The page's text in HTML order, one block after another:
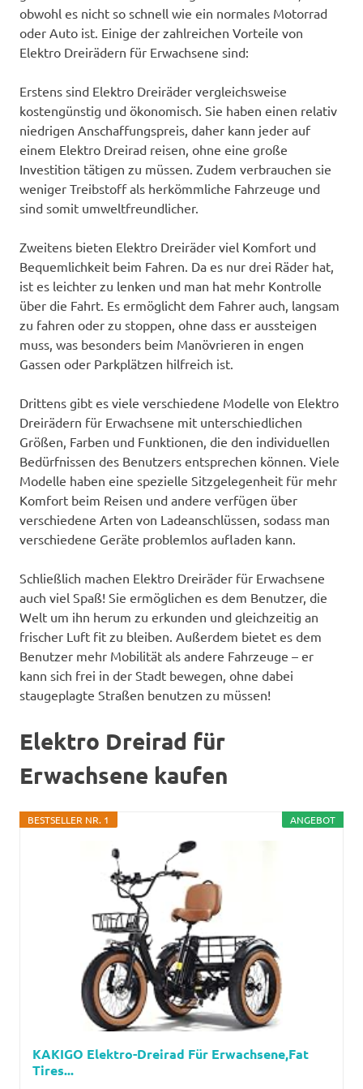
obwohl es nicht so schnell wie ein normales Motorrad
oder Auto ist. Einige der zahlreichen Vorteile von
Elektro Dreirädern für Erwachsene sind:
Erstens sind Elektro Dreiräder vergleichsweise
kostengünstig und ökonomisch. Sie haben einen relativ
niedrigen Anschaffungspreis, daher kann jeder auf
einem Elektro Dreirad reisen, ohne eine große
Investition tätigen zu müssen. Zudem verbrauchen sie
weniger Treibstoff als herkömmliche Fahrzeuge und
sind somit umweltfreundlicher.
Zweitens bieten Elektro Dreiräder viel Komfort und
Bequemlichkeit beim Fahren. Da es nur drei Räder hat,
ist es leichter zu lenken und man hat mehr Kontrolle
über die Fahrt. Es ermöglicht dem Fahrer auch, langsam
zu fahren oder zu stoppen, ohne dass er aussteigen
muss, was besonders beim Manövrieren in engen
Gassen oder Parkplätzen hilfreich ist.
Drittens gibt es viele verschiedene Modelle von Elektro
Dreirädern für Erwachsene mit unterschiedlichen
Größen, Farben und Funktionen, die den individuellen
Bedürfnissen des Benutzers entsprechen können. Viele
Modelle haben eine spezielle Sitzgelegenheit für mehr
Komfort beim Reisen und andere verfügen über
verschiedene Arten von Ladeanschlüssen, sodass man
verschiedene Geräte problemlos aufladen kann.
Schließlich machen Elektro Dreiräder für Erwachsene
auch viel Spaß! Sie ermöglichen es dem Benutzer, die
Welt um ihn herum zu erkunden und gleichzeitig an
frischer Luft fit zu bleiben. Außerdem bietet es dem
Benutzer mehr Mobilität als andere Fahrzeuge – er
kann sich frei in der Stadt bewegen, ohne dabei
staugeplagte Straßen benutzen zu müssen!
Elektro Dreirad für
Erwachsene kaufen
ANGEBOT
BESTSELLER NR. 1
KAKIGO Elektro-Dreirad Für Erwachsene,Fat
Tires...